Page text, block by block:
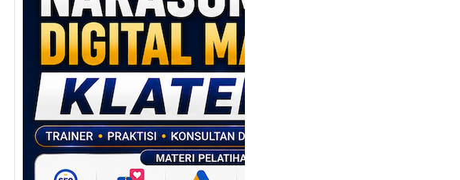
Narasumber
Digital Marketing
Klaten: Membantu
UMKM dan SDM
Lokal Naik Kelas
Melalui Strategi
Digital